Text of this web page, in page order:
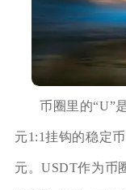
币圈里的“U”
元1:1挂钩的稳定
元。USDT作为币